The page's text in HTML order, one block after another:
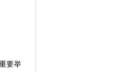
要举